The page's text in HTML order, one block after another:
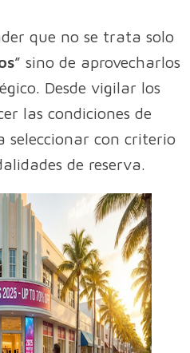
que no se trata solo
” sino de aprovecharlos
Desde vigilar los
las condiciones de
seleccionar con criterio
de reserva.